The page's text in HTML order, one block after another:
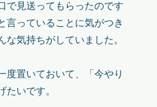
で見送ってもらったのです
言っていることに気がつき
気持ちがしていました。
度置いておいて、「今やり
いです。